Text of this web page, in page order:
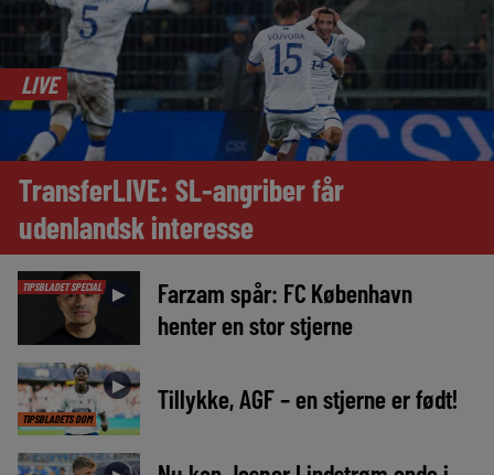
LIVE
TransferLIVE: SL-angriber får
udenlandsk interesse
TIPSBLADET SPECIAL ►
Farzam spår: FC København
henter en stor stjerne
TIPSBLADETS DOM
► Tillykke, AGF – en stjerne er født!